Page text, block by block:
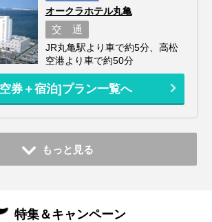
オークラホテル丸亀
交 通
JR丸亀駅より車で約5分、高松
空港より車で約50分
券＋宿泊]プラン一覧へ
もっと見る
特集＆キャンペーン